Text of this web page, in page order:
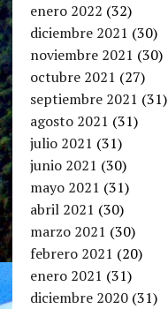
enero 2022 (32)
diciembre 2021 (30)
noviembre 2021 (30)
octubre 2021 (27)
septiembre 2021 (31)
agosto 2021 (31)
julio 2021 (31)
junio 2021 (30)
mayo 2021 (31)
abril 2021 (30)
marzo 2021 (30)
febrero 2021 (20)
enero 2021 (31)
diciembre 2020(31)